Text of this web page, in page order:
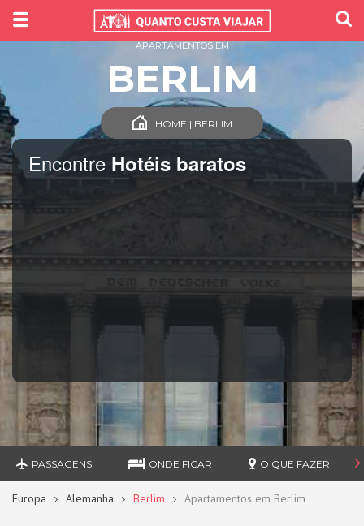
Encontre Hotéis baratos
APARTAMENTOS EM
BERLIM
HOME | BERLIM
PASSAGENS ONDE FICAR O QUE FAZER
Europa Alemanha Berlim Apartamentos em Berlim